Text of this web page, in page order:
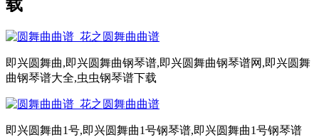
载
即兴圆舞曲,即兴圆舞曲钢琴谱,即兴圆舞曲钢琴谱网,即兴圆舞
曲钢琴谱大全,虫虫钢琴谱下载
即兴圆舞曲1号,即兴圆舞曲1号钢琴谱,即兴圆舞曲1号钢琴谱